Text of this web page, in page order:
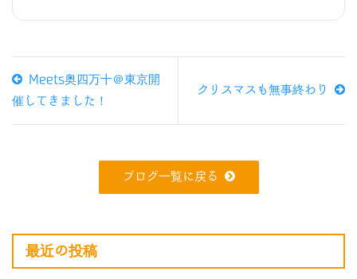
Meets奥四万十＠東京開
催してきました！
クリスマスも無事終わり
ブログ一覧に戻る
最近の投稿